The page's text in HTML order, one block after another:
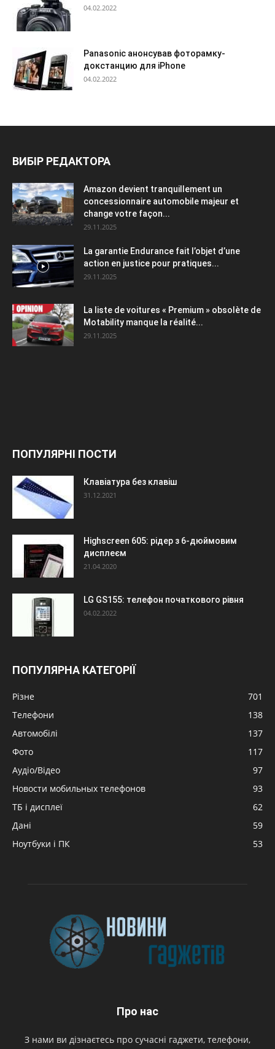
04.02.2022
Panasonic анонсував фоторамку-
докстанцию для iPhone
04.02.2022
ВИБІР РЕДАКТОРА
Amazon devient tranquillement un
concessionnaire automobile majeur et
change votre façon...
29.11.2025
La garantie Endurance fait l’objet d’une
action en justice pour pratiques...
29.11.2025
La liste de voitures « Premium » obsolète de
Motability manque la réalité...
29.11.2025
ПОПУЛЯРНІ ПОСТИ
Клавіатура без клавіш
31.12.2021
Highscreen 605: рідер з 6-дюймовим
дисплеєм
21.04.2020
LG GS155: телефон початкового рівня
04.02.2022
ПОПУЛЯРНА КАТЕГОРІЇ
Різне
701
Телефони
138
Автомобілі
137
Фото
117
Аудіо/Відео
97
Новости мобильных телефонов
93
ТБ і дисплеї
62
Дані
59
Ноутбуки і ПК
53
Про нас
З нами ви дізнаєтесь про сучасні гаджети, телефони,